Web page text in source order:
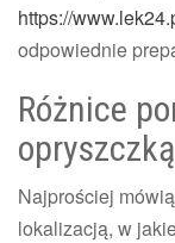
https://
odpowiednie
Różnice
opryszczką
Najprościej
lokalizacją, w